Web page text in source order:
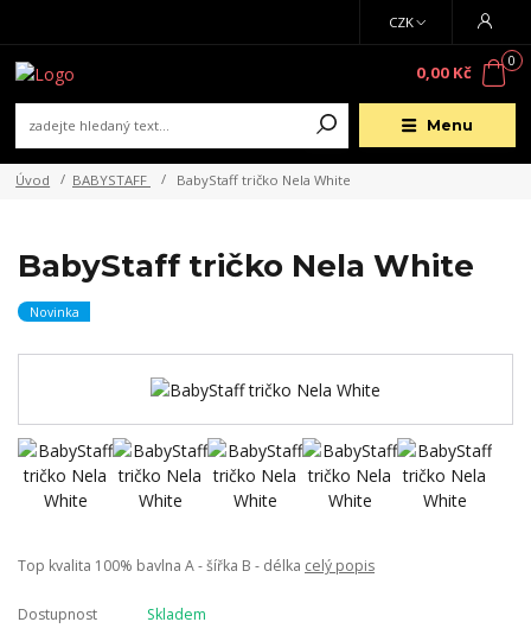
Menu
CZK
0
0,00 Kč
Úvod BABYSTAFF BabyStaff tričko Nela White
BabyStaff tričko Nela White
Novinka
Top kvalita 100% bavlna A - šířka B - délka celý popis
Dostupnost
Skladem